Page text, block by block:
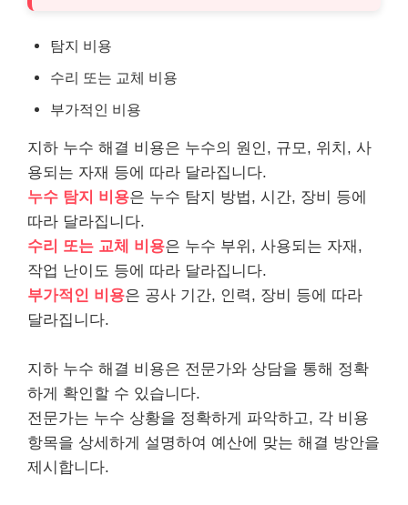
탐지 비용
수리 또는 교체 비용
부가적인 비용
지하 누수 해결 비용은 누수의 원인, 규모, 위치, 사
용되는 자재 등에 따라 달라집니다.
누수 탐지 비용은 누수 탐지 방법, 시간, 장비 등에
따라 달라집니다.
수리 또는 교체 비용은 누수 부위, 사용되는 자재,
작업 난이도 등에 따라 달라집니다.
부가적인 비용은 공사 기간, 인력, 장비 등에 따라
달라집니다.
지하 누수 해결 비용은 전문가와 상담을 통해 정확
하게 확인할 수 있습니다.
전문가는 누수 상황을 정확하게 파악하고, 각 비용
항목을 상세하게 설명하여 예산에 맞는 해결 방안을
제시합니다.